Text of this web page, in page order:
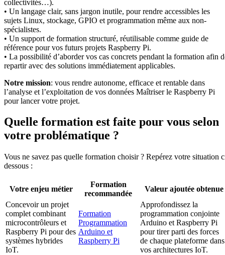
collectivités…).
• Un langage clair, sans jargon inutile, pour rendre accessibles les
sujets Linux, stockage, GPIO et programmation même aux non-
spécialistes.
• Un support de formation structuré, réutilisable comme guide de
référence pour vos futurs projets Raspberry Pi.
• La possibilité d’aborder vos cas concrets pendant la formation afin
repartir avec des solutions immédiatement applicables.
Notre mission: vous rendre autonome, efficace et rentable dans
l’analyse et l’exploitation de vos données Maîtriser le Raspberry Pi
pour lancer votre projet.
Quelle formation est faite pour vous selon
votre problématique ?
Vous ne savez pas quelle formation choisir ? Repérez votre situation
dessous :
Votre enjeu métier
Formation
recommandée
Valeur ajoutée obtenue
Concevoir un projet
complet combinant
microcontrôleurs et
Raspberry Pi pour des
systèmes hybrides
IoT.
Formation
Programmation
Arduino et
Raspberry Pi
Approfondissez la
programmation conjointe
Arduino et Raspberry Pi
pour tirer parti des forces
de chaque plateforme dans
vos architectures IoT.